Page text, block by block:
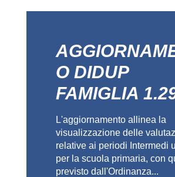
O DIDUP
FAMIGLIA
L'aggiornamento allinea la
visualizzazione delle
relative ai periodi Intermedi
per la scuola primaria, con
previsto dall'Ordinanza...